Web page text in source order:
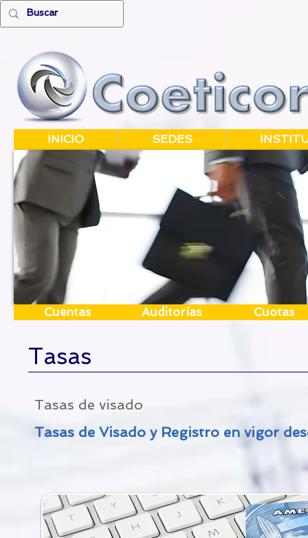
INICIO SEDES
Cuentas Auditorías Cuotas
Tasas
Tasas de visado
Tasas de Visado y Registro en vigor